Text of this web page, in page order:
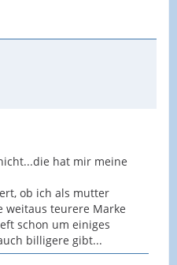
hat mir meine
ob ich als mutter
teurere Marke
schon um einiges
billigere gibt...